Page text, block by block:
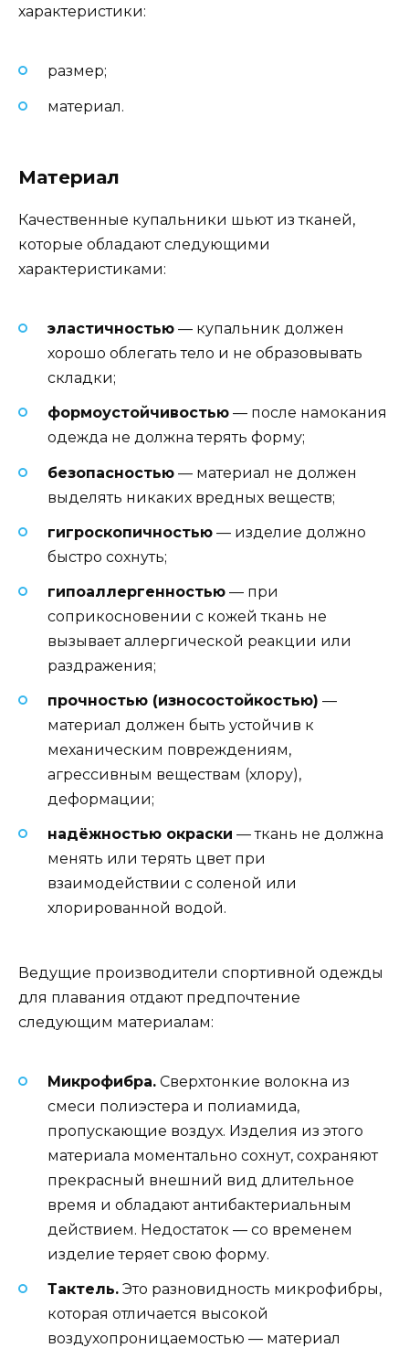
характеристики:
размер;
материал.
Материал
Качественные купальники шьют из тканей,
которые обладают следующими
характеристиками:
эластичностью — купальник должен
хорошо облегать тело и не образовывать
складки;
формоустойчивостью — после намокания
одежда не должна терять форму;
безопасностью — материал не должен
выделять никаких вредных веществ;
гигроскопичностью — изделие должно
быстро сохнуть;
гипоаллергенностью — при
соприкосновении с кожей ткань не
вызывает аллергической реакции или
раздражения;
прочностью (износостойкостью) —
материал должен быть устойчив к
механическим повреждениям,
агрессивным веществам (хлору),
деформации;
надёжностью окраски — ткань не должна
менять или терять цвет при
взаимодействии с соленой или
хлорированной водой.
Ведущие производители спортивной одежды
для плавания отдают предпочтение
следующим материалам:
Микрофибра. Сверхтонкие волокна из
смеси полиэстера и полиамида,
пропускающие воздух. Изделия из этого
материала моментально сохнут, сохраняют
прекрасный внешний вид длительное
время и обладают антибактериальным
действием. Недостаток — со временем
изделие теряет свою форму.
Тактель. Это разновидность микрофибры,
которая отличается высокой
воздухопроницаемостью — материал